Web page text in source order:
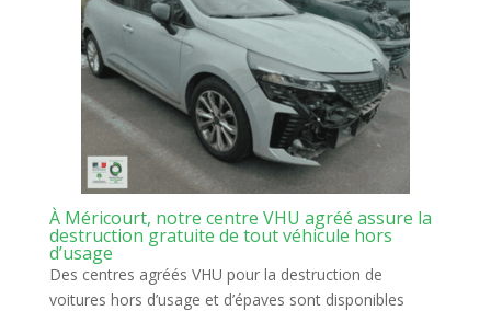
À Méricourt, notre centre VHU agréé assure la
destruction gratuite de tout véhicule hors
d’usage
Des centres agréés VHU pour la destruction de
voitures hors d’usage et d’épaves sont disponibles